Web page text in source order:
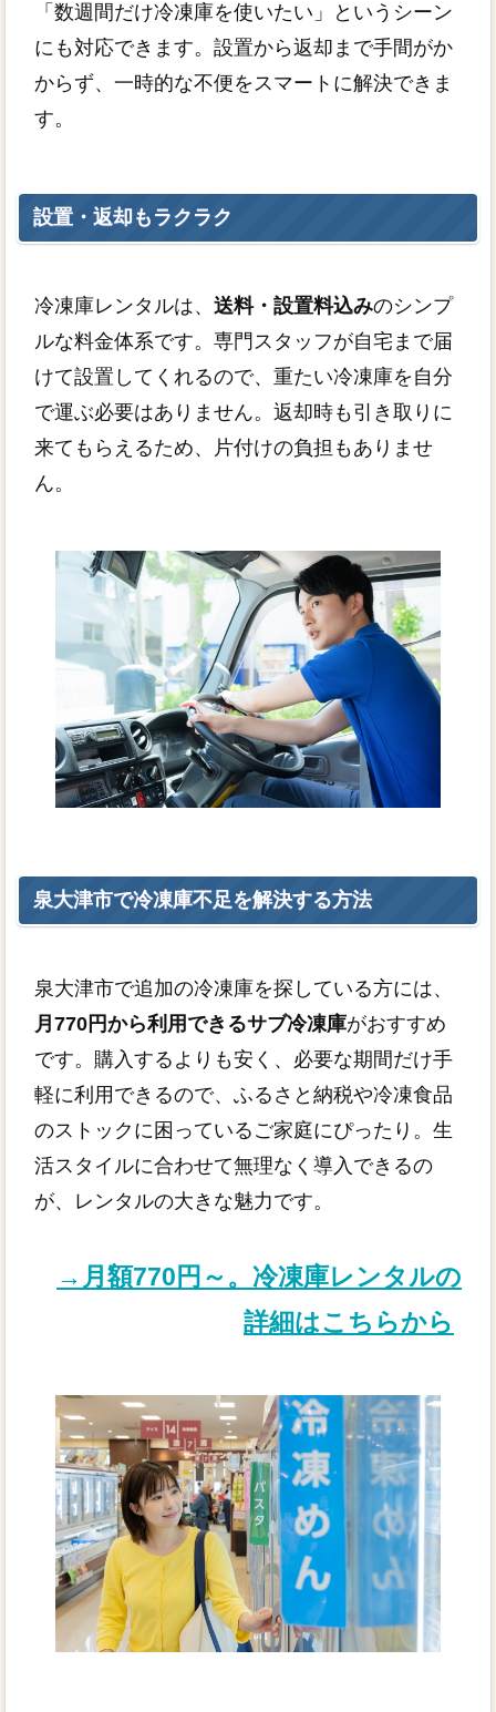
「数週間だけ冷凍庫を使いたい」というシーン
にも対応できます。設置から返却まで手間がか
からず、一時的な不便をスマートに解決できま
す。
設置・返却もラクラク
冷凍庫レンタルは、 送料・設置料込みのシンプ
ルな料金体系です。専門スタッフが自宅まで届
けて設置してくれるので、重たい冷凍庫を自分
で運ぶ必要はありません。返却時も引き取りに
来てもらえるため、片付けの負担もありませ
ん。
泉大津市で冷凍庫不足を解決する方法
泉大津市で追加の冷凍庫を探している方には、
月770円から利用できるサブ冷凍庫がおすすめ
です。購入するよりも安く、必要な期間だけ手
軽に利用できるので、ふるさと納税や冷凍食品
のストックに困っているご家庭にぴったり。生
活スタイルに合わせて無理なく導入できるの
が、レンタルの大きな魅力です。
→月額770円～。冷凍庫レンタルの
詳細はこちらから